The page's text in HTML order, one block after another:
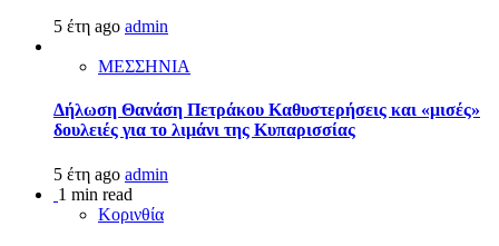
5 έτη ago admin
ΜΕΣΣΗΝΙΑ
Δήλωση Θανάση Πετράκου Καθυστερήσεις και «μισές»
δουλειές για το λιμάνι της Κυπαρισσίας
5 έτη ago admin
1 min read
Κορινθία